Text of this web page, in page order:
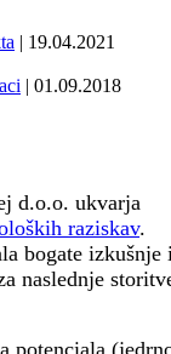
| 19.04.2021
| 01.09.2018
d.o.o. ukvarja
raziskav.
bogate izkušnje
naslednje